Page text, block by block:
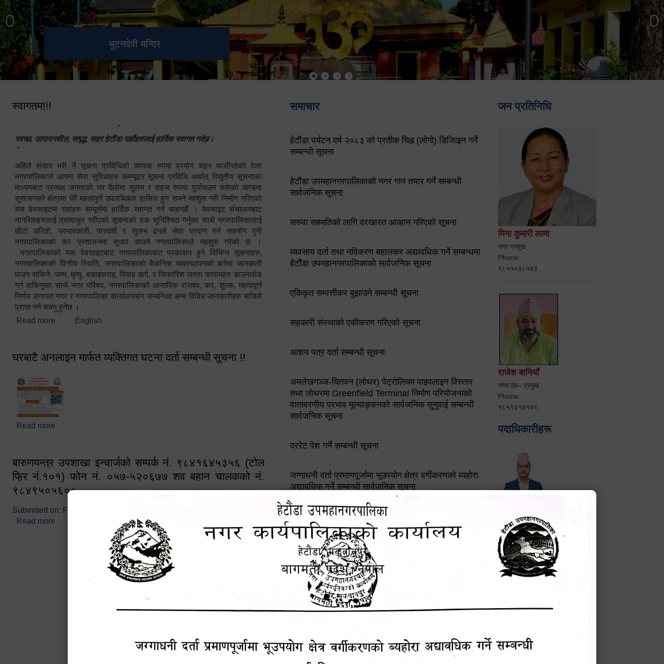
भुटनदेवी मन्दिर
स्मारक
हेटौंडा उपमहानगरपालिका नगर
कार्यपालिकाको कार्यालय
मनकामना डाँडाबाट देखिएको दृश्य
स्वागतम!!!
"
स्वच्छ, उत्पादनशील, समृद्ध, सहर हेटौंडा यहाँहरुलाई हार्दिक स्वागत गर्दछ।
"
अहिले संसार भरी नै सूचना प्रविधिको व्यापक रुपमा प्रयोग बढ्न थालीरहेको वेला
नगरपालिकाले आफ्ना सेवा सुविधाहरु कम्प्यूटर सूचना प्रविधि अर्थात् विद्युतीय सूचनाका
माध्यमबाट प्रत्यक्ष जनताको घर दैलोमा सुलभ र सहज रुपमा पुर्याचउन सकेको खण्डमा
सुशासनको क्षेत्रमा धेरै महत्वपुर्ण उपलब्धिहरु हासिल हुन सक्ने महशुस गरी निर्माण गरिएको
यस वेवसाइटमा यहांहरु सम्पूर्णमा हार्दिक स्वागत गर्न चाहन्छौं । वेवसाइट संचालनबाट
नागरिकहरुलाई प्रत्याभुत गरीएको सूचनाको हक सुनिश्चित गर्नुका साथै नगरपालिकालाई
छीटो छरितो, प्रभावकारी, पारदर्शी र सुलभ ढंगले सेवा प्रदान गर्न सहयोग पुगी
नगरपालिकाको कर प्रशासनमा सुधार आउने नगरपालिकाले महशुस गरेको छ ।
नगरपालिकाको यस वेवसाइटबाट नगरपालिकाबाट प्रकाशन हुने विभिन्न सूचनाहरु,
नगरपालिकाको वित्तीय स्थिति, नगरपालिकाको बैधानिक व्यवस्थापनको बारेमा जानकारी
पाउन सकिने, जन्म, मृत्यु, बसाइसराइ, विवाह दर्ता, र सिफारिश जस्ता फारामहरु डाउनलोड
गर्न सकिनुका साथै नगर परिषद, नगरपालिकाको आन्तरिक राजश्व, कर, शुल्क, महत्वपूर्ण
निर्णय लगायत नगर र नगरपालिका कार्यालयसंग सम्बन्धित अन्य विविध जानकारीहरु सजिलै
प्राप्त गर्न सक्नु हुनेछ ।
Read more about स्वागतम!!!
English
घरबाटै अनलाइन मार्फत व्यक्तिगत घटना दर्ता सम्बन्धी सूचना !!
Read more
बारुणयन्त्र उपशाखा इन्चार्जको सम्पर्क नं. ९८४१६४५३५६ (टोल
फ्रि नं.१०१) फोन नं. ०५७-५२०६७७ शव बहान चालकको नं.
९८४९५०५६००
Submitted on: Fri, 02/25/2022 - 10:50
Read more about बारुणयन्त्र उपशाखा इन्चार्जको सम्पर्क नं. ९८४१६४५३५६ (टोल फ्रि
नं.१०१) फोन नं. ०५७-५२०६७७ शव बहान चालकको नं. ९८४९५०५६००
समाचार
हेटौंडा पर्यटन वर्ष २०८३ को प्रतीक चिह्न (लोगो) डिजिाइन गर्ने
सम्बन्धी सूचना
हेटौंडा उपमहानगरपालिकाको नगर गान तयार गर्ने सम्बन्धी
सार्वजनिक सूचना
सरुवा सहमतिको लागि दरखास्त आव्हान गरिएको सूचना
व्यवसाय दर्ता तथा नविकरण बहालकर अद्यावधिक गर्ने सम्बन्धमा
हेटौंडा उपमहानगरपालिकाको सार्वजनिक सूचना
एकिकृत सम्पत्तीकर बुझाउने सम्बन्धी सूचना
सहकारी संस्थाको एकीकरण गरिएको सूचना
आशय पत्र दर्ता सम्बन्धी सूचना
अमलेखगञ्ज-चितवन (लोथर) पेट्रोलियम पाइपलाइन विस्तार
तथा लोथरमा Greenfield Terminal निर्माण परियोजनाको
वातावरणीय प्रभाव मूल्याङ्कनको सार्वजनिक सुनुवाई सम्बन्धी
सार्वजनिक सूचना
दररेट पेश गर्ने सम्बन्धी सूचना
जग्गाधनी दर्ता प्रमाणपूर्जामा भूउपयोग क्षेत्र वर्गीकरणको ब्यहोरा
अद्यावधिक गर्ने सम्बन्धी सार्वजनिक सूचना
आशय पत्र दर्ता सम्बन्धी सूचना
शिक्षक सरुवा सहमतिका लागि दरखास्त आव्हान सम्बन्धी सूचना !
हेटौंडा उपमहानगरपालिकाको सूची दर्ता सम्बन्धी सूचना
चुरियामाई सुरुङको संरक्षण तथा व्यवस्थापनको जिम्मेवारी
पोषाक र परिचयपत्र अनिवार्य लगाउने सम्बन्धमा ।
जन प्रतिनिधि
मिना कुमारी लामा
नगर प्रमुख
Phone:
९८५५०३८५४३
राजेश बानियाँ
नगर उप– प्रमुख
Phone:
९८५१३१७१७९
पदाधिकारीहरू
प्रमुख प्रशासकीय अधिकृत
Phone: 9855010111
सविन न्यौपाने